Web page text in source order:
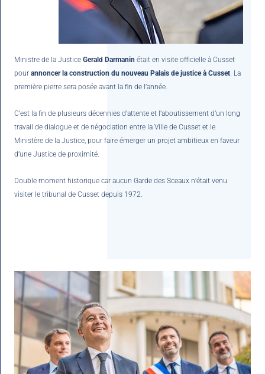
Ministre de la Justice Gerald Darmanin était en visite officielle à Cusset
pour annoncer la construction du nouveau Palais de justice à Cusset. La
première pierre sera posée avant la fin de l’année.
C’est la fin de plusieurs décennies d’attente et l’aboutissement d’un long
travail de dialogue et de négociation entre la Ville de Cussetet le
Ministère de la Justice, pour faire émerger un projet ambitieux en faveur
d’une Justice de proximité.
Double moment historique car aucun Garde des Sceaux n’était venu
visiter le tribunal de Cusset depuis 1972.